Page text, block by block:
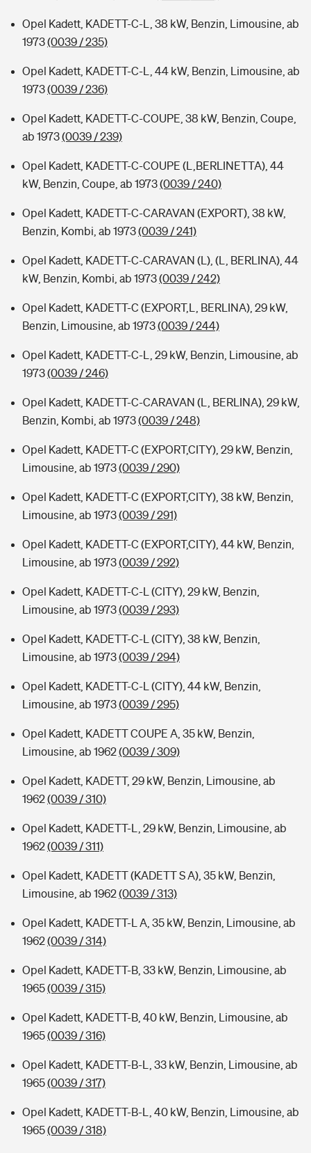
Opel Kadett, KADETT-C-L, 38 kW, Benzin, Limousine, ab
1973(0039 / 235)
Opel Kadett, KADETT-C-L, 44 kW, Benzin, Limousine, ab
1973(0039 / 236)
Opel Kadett, KADETT-C-COUPE, 38 kW, Benzin, Coupe,
ab 1973(0039 / 239)
Opel Kadett, KADETT-C-COUPE (L,BERLINETTA), 44
kW, Benzin, Coupe, ab 1973(0039 / 240)
Opel Kadett, KADETT-C-CARAVAN (EXPORT), 38 kW,
Benzin, Kombi, ab 1973(0039 / 241)
Opel Kadett, KADETT-C-CARAVAN (L), (L, BERLINA), 44
kW, Benzin, Kombi, ab 1973(0039 / 242)
Opel Kadett, KADETT-C (EXPORT,L, BERLINA), 29 kW,
Benzin, Limousine, ab 1973(0039 / 244)
Opel Kadett, KADETT-C-L, 29 kW, Benzin, Limousine, ab
1973(0039 / 246)
Opel Kadett, KADETT-C-CARAVAN (L, BERLINA), 29 kW,
Benzin, Kombi, ab 1973(0039 / 248)
Opel Kadett, KADETT-C (EXPORT,CITY), 29 kW, Benzin,
Limousine, ab 1973(0039 / 290)
Opel Kadett, KADETT-C (EXPORT,CITY), 38 kW, Benzin,
Limousine, ab 1973(0039 / 291)
Opel Kadett, KADETT-C (EXPORT,CITY), 44 kW, Benzin,
Limousine, ab 1973(0039 / 292)
Opel Kadett, KADETT-C-L (CITY), 29 kW, Benzin,
Limousine, ab 1973(0039 / 293)
Opel Kadett, KADETT-C-L (CITY), 38 kW, Benzin,
Limousine, ab 1973(0039 / 294)
Opel Kadett, KADETT-C-L (CITY), 44 kW, Benzin,
Limousine, ab 1973(0039 / 295)
Opel Kadett, KADETT COUPE A, 35 kW, Benzin,
Limousine, ab 1962(0039 / 309)
Opel Kadett, KADETT, 29 kW, Benzin, Limousine, ab
1962(0039 / 310)
Opel Kadett, KADETT-L, 29 kW, Benzin, Limousine, ab
1962(0039 / 311)
Opel Kadett, KADETT (KADETT S A), 35 kW, Benzin,
Limousine, ab 1962(0039 / 313)
Opel Kadett, KADETT-L A, 35 kW, Benzin, Limousine, ab
1962(0039 / 314)
Opel Kadett, KADETT-B, 33 kW, Benzin, Limousine, ab
1965(0039 / 315)
Opel Kadett, KADETT-B, 40 kW, Benzin, Limousine, ab
1965(0039 / 316)
Opel Kadett, KADETT-B-L, 33 kW, Benzin, Limousine, ab
1965(0039 / 317)
Opel Kadett, KADETT-B-L, 40 kW, Benzin, Limousine, ab
1965(0039 / 318)